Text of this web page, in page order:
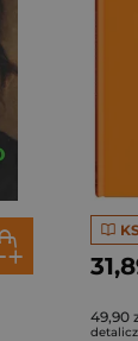
49,90